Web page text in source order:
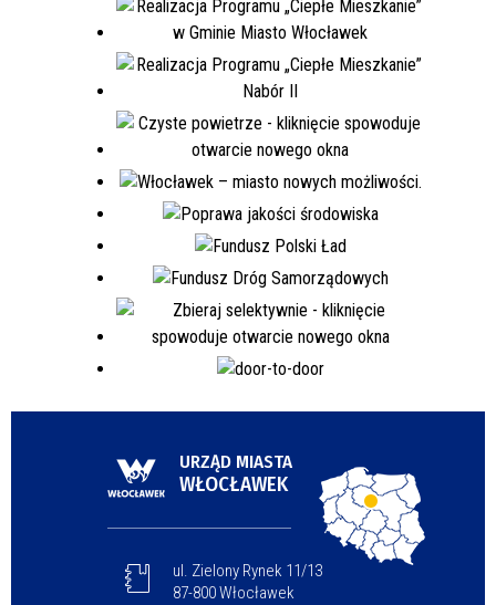
URZĄD MIASTA
WŁOCŁAWEK
ul. Zielony Rynek 11/13
87-800 Włocławek